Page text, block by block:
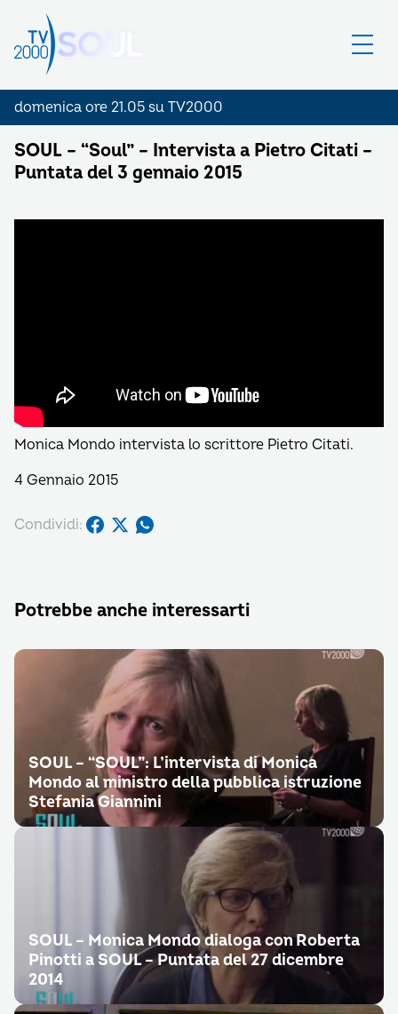
domenica ore 21.05 su TV2000
SOUL – “Soul” – Intervista a Pietro Citati –
Puntata del 3 gennaio 2015
Monica Mondo intervista lo scrittore Pietro Citati.
4 Gennaio 2015
Condividi:
Potrebbe anche interessarti
SOUL – “SOUL”: L’intervista di Monica
Mondo al ministro della pubblica istruzione
Stefania Giannini
SOUL – Monica Mondo dialoga con Roberta
Pinotti a SOUL – Puntata del 27 dicembre
2014